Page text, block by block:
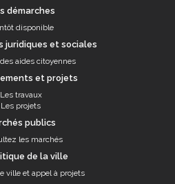
démarches
disponible
juridiques et sociales
aides citoyennes
et projets
Les travaux
Les projets
publics
les marchés
de la ville
ville et appel à projets